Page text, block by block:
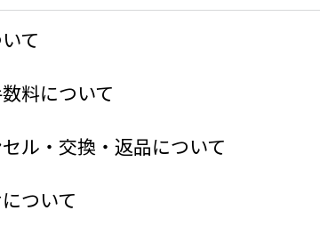
て
料について
ル・交換・返品について
ついて